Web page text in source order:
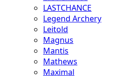
LASTCHANCE
Legend Archery
Leitold
Magnus
Mantis
Mathews
Maximal